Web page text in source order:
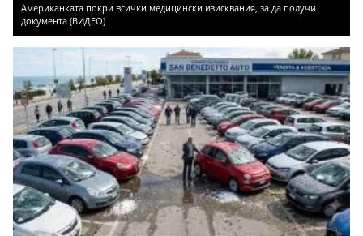
Американката покри всички медицински изисквания, за да получи
документа (ВИДЕО)